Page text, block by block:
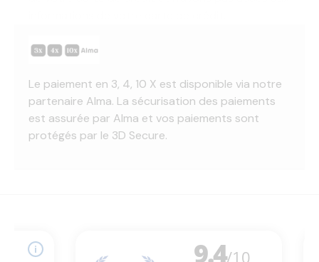
Le paiement en 3, 4, 10 X est disponible via notre
partenaire Alma. La sécurisation des paiements
est assurée par Alma et vos paiements sont
protégés par le 3D Secure.